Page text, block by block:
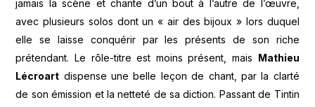
jamais la scène et chante d’un bout à l’autre de l’œuvre,
avec plusieurs solos dont un « air des bijoux » lors duquel
elle se laisse conquérir par les présents de son riche
prétendant. Le rôle-titre est moins présent, mais Mathieu
Lécroart dispense une belle leçon de chant, par la clarté
de son émission et la netteté de sa diction. Passant de Tintin